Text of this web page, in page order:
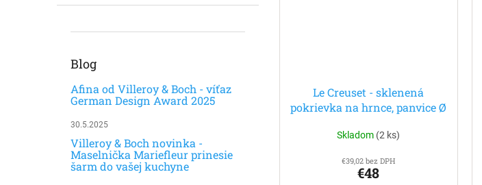
Blog
Afina od Villeroy & Boch - víťaz
German Design Award 2025
30.5.2025
Villeroy & Boch novinka -
Maselnička Mariefleur prinesie
šarm do vašej kuchyne
Le Creuset - sklenená
pokrievka na hrnce, panvice Ø
Skladom (2 ks)
€39,02 bez DPH
€48